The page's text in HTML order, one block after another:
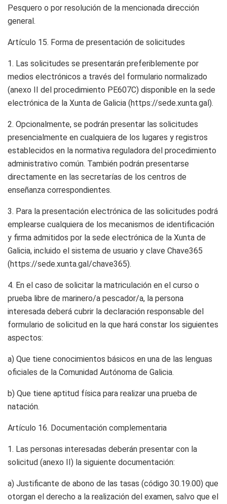
Pesquero o por resolución de la mencionada dirección
general.
Artículo 15. Forma de presentación de solicitudes
1. Las solicitudes se presentarán preferiblemente por
medios electrónicos a través del formulario normalizado
(anexo II del procedimiento PE607C) disponible en la sede
electrónica de la Xunta de Galicia (https://sede.xunta.gal).
2. Opcionalmente, se podrán presentar las solicitudes
presencialmente en cualquiera de los lugares y registros
establecidos en la normativa reguladora del procedimiento
administrativo común. También podrán presentarse
directamente en las secretarías de los centros de
enseñanza correspondientes.
3. Para la presentación electrónica de las solicitudes podrá
emplearse cualquiera de los mecanismos de identificación
y firma admitidos por la sede electrónica de la Xunta de
Galicia, incluido el sistema de usuario y clave Chave365
(https://sede.xunta.gal/chave365).
4. En el caso de solicitar la matriculación en el curso o
prueba libre de marinero/a pescador/a, la persona
interesada deberá cubrir la declaración responsable del
formulario de solicitud en la que hará constar los siguientes
aspectos:
a) Que tiene conocimientos básicos en una de las lenguas
oficiales de la Comunidad Autónoma de Galicia.
b) Que tiene aptitud física para realizar una prueba de
natación.
Artículo 16. Documentación complementaria
1. Las personas interesadas deberán presentar con la
solicitud (anexo II) la siguiente documentación:
a) Justificante de abono de las tasas (código 30.19.00) que
otorgan el derecho a la realización del examen, salvo que el